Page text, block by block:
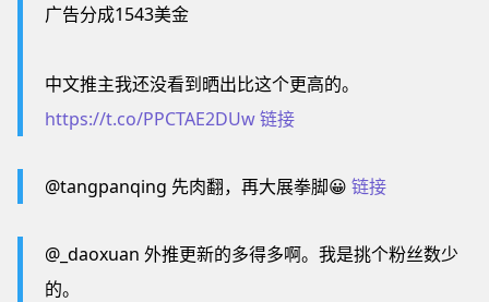
广告分成1543美金
中文推主我还没看到晒出比这个更高的。
https://t.co/PPCTAE2DUw链接
@tangpanqing 先肉翻，再大展拳脚😀 链接
@_daoxuan 外推更新的多得多啊。我是挑个粉丝数少
的。